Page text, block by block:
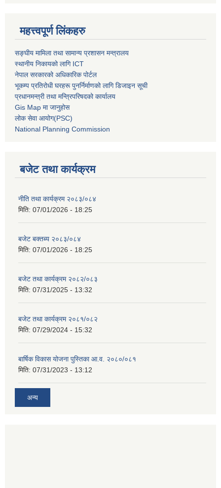
महत्त्वपूर्ण लिंकहरु
सङ्घीय मामिला तथा सामान्य प्रशासन मन्त्रालय
स्थानीय निकायको लागि ICT
नेपाल सरकारको अधिकारिक पोर्टल
भूकम्प प्रतिरोधी घरहरू पुनर्निर्माणको लागि डिजाइन सूची
प्रधानमन्त्री तथा मन्त्रिपरिषदको कार्यालय
Gis Map मा जानुहोस
लोक सेवा आयोग(PSC)
National Planning Commission
बजेट तथा कार्यक्रम
नीति तथा कार्यक्रम २०८३/०८४
मिति: 07/01/2026 - 18:25
बजेट बक्तब्य २०८३/०८४
मिति: 07/01/2026 - 18:25
बजेट तथा कार्यक्रम २०८२/०८३
मिति: 07/31/2025 - 13:32
बजेट तथा कार्यक्रम २०८१/०८२
मिति: 07/29/2024 - 15:32
बार्षिक विकास योजना पुस्तिका आ.व. २०८०/०८१
मिति: 07/31/2023 - 13:12
अन्य